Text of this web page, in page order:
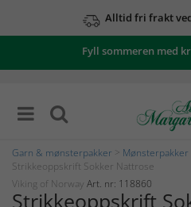
Alltid fri frakt
Fyll sommeren med
Garn & mønsterpakker Mønsterpakker
Strikkeoppskrift Sokker Nattrose
Viking of Norway Art. nr: 118860
Strikkeoppskrift